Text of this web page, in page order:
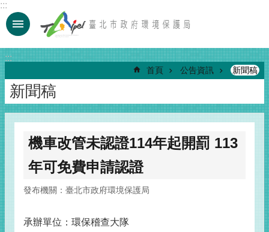
跳到主要內容區塊
:::
:::
首頁 公告資訊 新聞稿
新聞稿
機車改管未認證114年起開罰 113
年可免費申請認證
發布機關：臺北市政府環境保護局
承辦單位：環保稽查大隊